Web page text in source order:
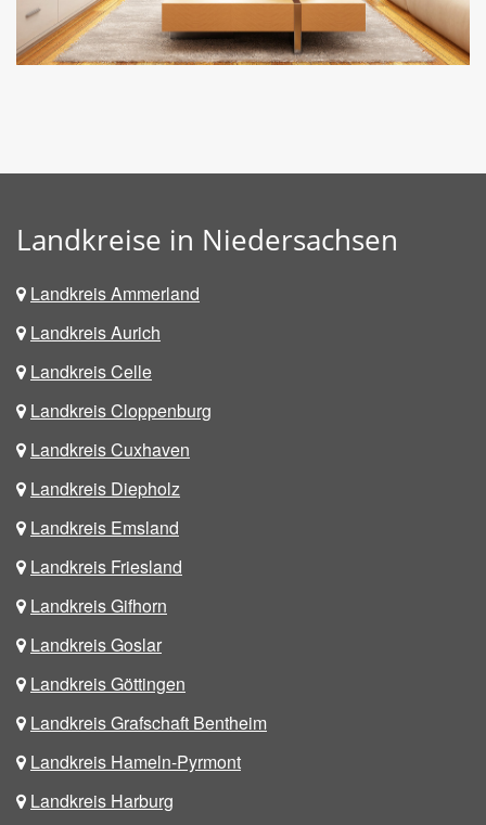
Landkreise in Niedersachsen
Landkreis Ammerland
Landkreis Aurich
Landkreis Celle
Landkreis Cloppenburg
Landkreis Cuxhaven
Landkreis Diepholz
Landkreis Emsland
Landkreis Friesland
Landkreis Gifhorn
Landkreis Goslar
Landkreis Göttingen
Landkreis Grafschaft Bentheim
Landkreis Hameln-Pyrmont
Landkreis Harburg